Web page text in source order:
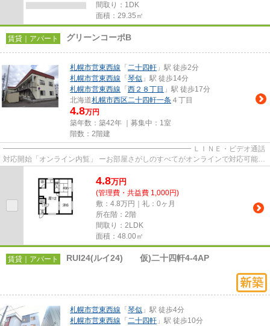
間取り：1DK
面積：29.35㎡
賃貸｜アパート グリーンコーポB
札幌市営東西線 「 二十四軒 」駅 徒歩2分
札幌市営東西線 「 琴似 」駅 徒歩14分
札幌市営東西線 「 西２８丁目 」駅 徒歩17分
北海道札幌市西区二十四軒一条 ４丁目
4.8万円
築年数：築42年 ｜募集中： 1室
階数：2階建
━━━━━━━━━━━━━━━━━━━━━━━━━━ ＬＩＮＥ・ビデオ通話
対応開始「オンライン内覧」 ーお部屋さがしのすべてがオンラインで対応可能ー
4.8万円
(管理費・共益費 1,000円)
敷：4.8万円｜礼：0ヶ月
所在階：2階
間取り：2LDK
面積：48.00㎡
賃貸｜アパート RUI24(ルイ24) 仮)二十四軒4-4AP
札幌市営東西線 「 琴似 」駅 徒歩4分
札幌市営東西線 「 二十四軒 」駅 徒歩10分